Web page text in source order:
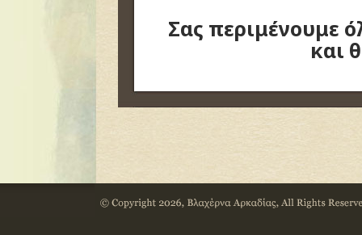
Σας περιμένουμε
και